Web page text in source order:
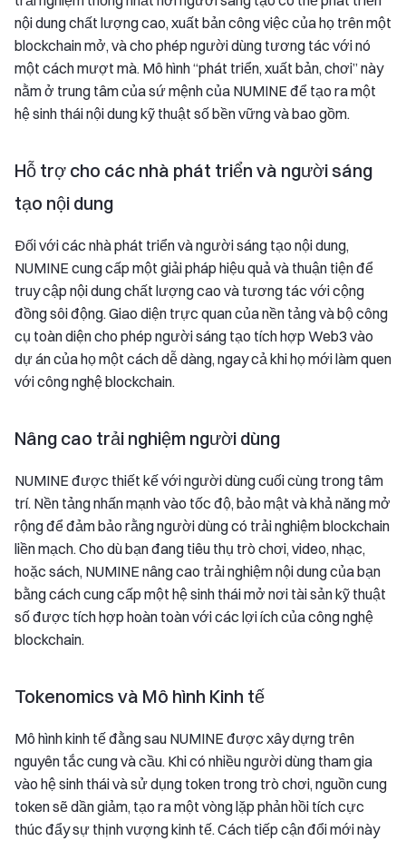
nội dung chất lượng cao, xuất bản công việc của họ trên một
blockchain mở, và cho phép người dùng tương tác với nó
một cách mượt mà. Mô hình “phát triển, xuất bản, chơi” này
nằm ở trung tâm của sứ mệnh của NUMINE để tạo ra một
hệ sinh thái nội dung kỹ thuật số bền vững và bao gồm.
Hỗ trợ cho các nhà phát triển và người sáng
tạo nội dung
Đối với các nhà phát triển và người sáng tạo nội dung,
NUMINE cung cấp một giải pháp hiệu quả và thuận tiện để
truy cập nội dung chất lượng cao và tương tác với cộng
đồng sôi động. Giao diện trực quan của nền tảng và bộ công
cụ toàn diện cho phép người sáng tạo tích hợp Web3 vào
dự án của họ một cách dễ dàng, ngay cả khi họ mới làm quen
với công nghệ blockchain.
Nâng cao trải nghiệm người dùng
NUMINE được thiết kế với người dùng cuối cùng trong tâm
trí. Nền tảng nhấn mạnh vào tốc độ, bảo mật và khả năng mở
rộng để đảm bảo rằng người dùng có trải nghiệm blockchain
liền mạch. Cho dù bạn đang tiêu thụ trò chơi, video, nhạc,
hoặc sách, NUMINE nâng cao trải nghiệm nội dung của bạn
bằng cách cung cấp một hệ sinh thái mở nơi tài sản kỹ thuật
số được tích hợp hoàn toàn với các lợi ích của công nghệ
blockchain.
Tokenomics và Mô hình Kinh tế
Mô hình kinh tế đằng sau NUMINE được xây dựng trên
nguyên tắc cung và cầu. Khi có nhiều người dùng tham gia
vào hệ sinh thái và sử dụng token trong trò chơi, nguồn cung
token sẽ dần giảm, tạo ra một vòng lặp phản hồi tích cực
thúc đẩy sự thịnh vượng kinh tế. Cách tiếp cận đổi mới này